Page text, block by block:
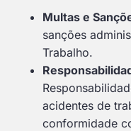
Multas e
sanções
Trabalho.
acidentes de
conformidade